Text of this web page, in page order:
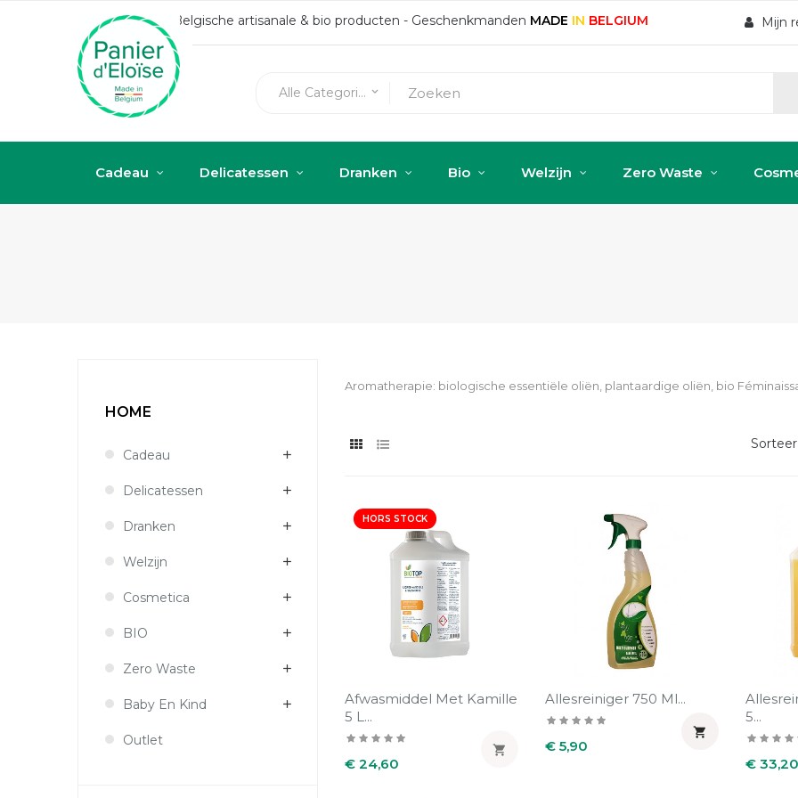
Belgische artisanale & bio producten - Geschenkmanden MADE IN BELGIUM Mijn
Alle Categorieën keyboard_arrow_down
Cadeau Delicatessen Dranken Bio Welzijn Zero Waste
HOME
Cadeau
Delicatessen
Dranken
Welzijn
Cosmetica
BIO
Zero Waste
Baby En Kind
Outlet
Aromatherapie: biologische essentiële oliën, plantaardige oliën, bio
HORS STOCK
Afwasmiddel Met Kamille
5 L...
Prijs
€ 24,60

Allesreiniger 750 Ml...
Prijs
€ 5,90

5...
Prijs
€ 33,20